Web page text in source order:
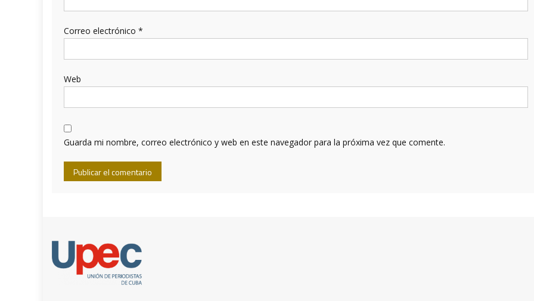
Correo electrónico *
Web
Guarda mi nombre, correo electrónico y web en este navegador para la próxima vez que comente.